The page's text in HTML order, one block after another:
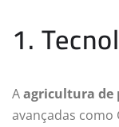
1.
Aagricultura de
avançadas como